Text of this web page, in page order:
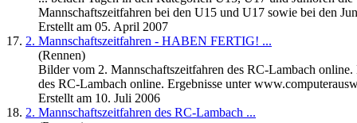
Mannschaftszeitfahren bei den U15 und U17 sowie bei den
Erstellt am 05. April 2007
17. 2. Mannschaftszeitfahren - HABEN FERTIG! ...
(Rennen)
Bilder vom 2. Mannschaftszeitfahren des RC-Lambach
des RC-Lambach online. Ergebnisse unter
Erstellt am 10. Juli 2006
18. 2. Mannschaftszeitfahren des RC-Lambach ...